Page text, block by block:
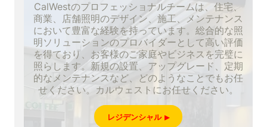
CalWestのプロフェッショナルチームは、住宅、
商業、店舗照明のデザイン、施工、メンテナンス
において豊富な経験を持っています。総合的な照
明ソリューションのプロバイダーとして高い評価
を得ており、お客様のご家庭やビジネスを完璧に
照らします。新規の設置、アップグレード、定期
的なメンテナンスなど、どのようなことでもお任
せください。カルウェストにお任せください。
レジデンシャル